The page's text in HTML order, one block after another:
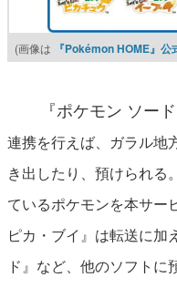
(画像は 『Pokémon HOME』公
『ポケモン ソード
連携を行えば、ガラル地
き出したり、預けられる
ているポケモンを本サー
ピカ・ブイ』は転送に加
ド』など、 他のソフトに